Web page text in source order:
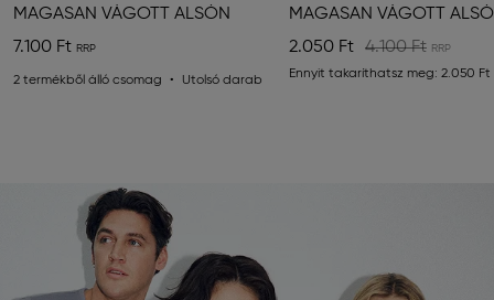
MAGASAN VÁGOTT ALSÓN
7.100 Ft
2 termékből álló csomag Utolsó darab
MAGASAN VÁGOTT
2.050 Ft
4.100 Ft
Ennyit takaríthatsz meg: 2.050 Ft